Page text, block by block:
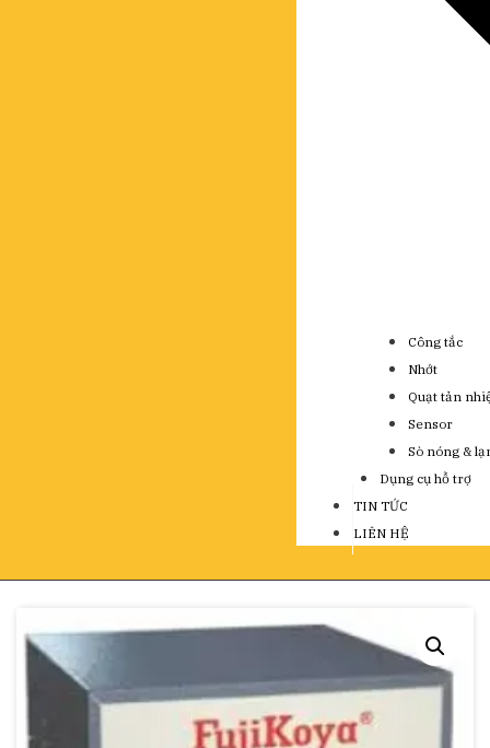
Công tắc
Nhớt
Quạt tản
Sensor
Sò nóng &
Dụng cụ hỗ trợ
TIN TỨC
LIÊN HỆ